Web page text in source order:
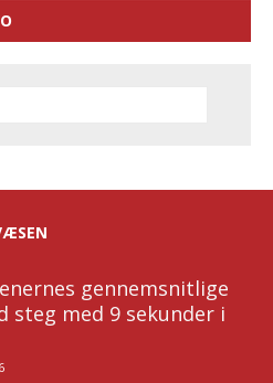
gennemsnitlige
steg med 9 sekunder i